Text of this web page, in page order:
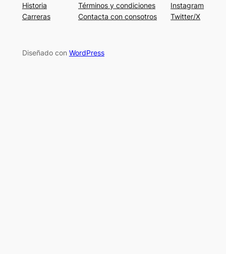
Historia
Carreras
Términos y condiciones
Contacta con consotros
Instagram
Twitter/X
Diseñado con WordPress